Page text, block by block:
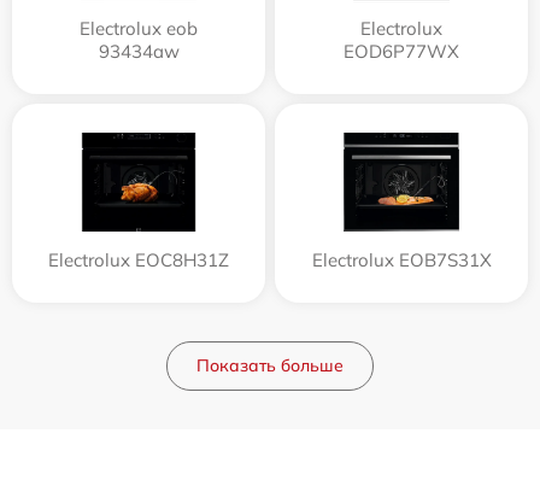
Electrolux eob
93434aw
Electrolux
EOD6P77WX
Electrolux EOC8H31Z Electrolux EOB7S31X
Показать больше